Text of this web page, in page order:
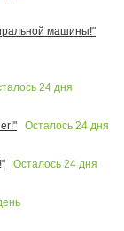
машины!"
24 дня
Осталось 24 дня
Осталось 24 дня